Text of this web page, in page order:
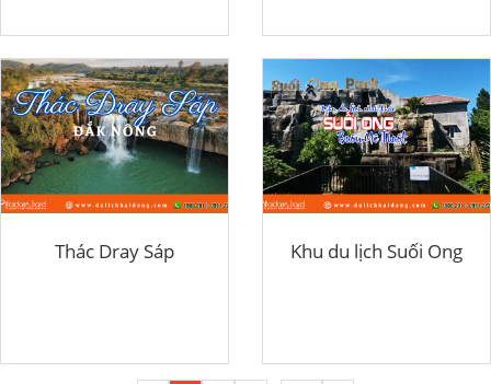
Thác Dray Sáp Khu du lịch Suối Ong